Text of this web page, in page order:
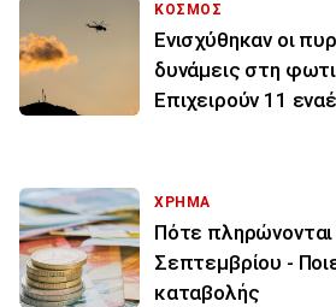
ΚΟΣΜΟΣ
Ενισχύθηκαν οι
δυνάμεις στη
Επιχειρούν 11
ΧΡΗΜΑ
Πότε πληρώνονται
Σεπτεμβρίου -
καταβολής